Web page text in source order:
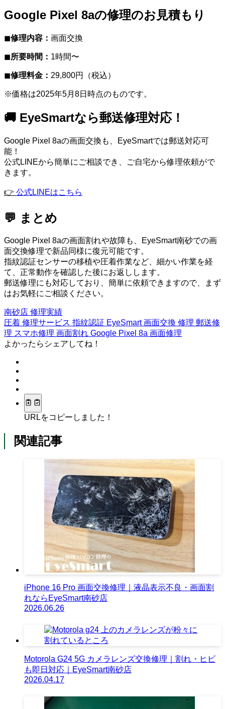
Google Pixel 8aの修理のお見積もり
◼︎修理内容： 画面交換
◼︎所要時間： 1時間〜
◼︎修理料金： 29,800円（税込）
※価格は2025年5月8日時点のものです。
🚚 EyeSmartなら郵送修理対応！
Google Pixel 8aの画面交換も、EyeSmartでは郵送対応可
能！
公式LINEから簡単にご相談でき、ご自宅から修理依頼がで
きます。
👉 公式LINEはこちら
💬 まとめ
Google Pixel 8aの画面割れや故障も、EyeSmart南砂での画
面交換修理で新品同様に復元可能です。
指紋認証センサーの移植や圧着作業など、細かい作業を経
て、正常動作を確認した後にお返しします。
郵送修理にも対応しており、簡単に依頼できますので、まず
はお気軽にご相談ください。
南砂店 修理実績
圧着 修理サービス 指紋認証 EyeSmart 画面交換 修理 郵送修
理 スマホ修理 画面割れ Google Pixel 8a 画面修理
よかったらシェアしてね！
URLをコピーしました！
関連記事
iPhone 16 Pro 画面交換修理｜液晶表示不良・画面割
れならEyeSmart南砂店
2026.06.26
Motorola G24 5G カメラレンズ交換修理｜割れ・ヒビ
も即日対応｜EyeSmart南砂店
2026.04.17